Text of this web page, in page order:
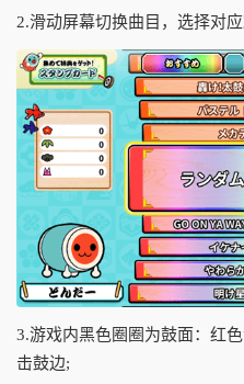
2.滑动屏幕切换曲目，选择对
3.游戏内黑色圈圈为鼓面：红
击鼓边;